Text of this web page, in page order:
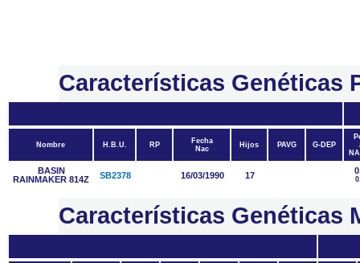
Características Genéticas
Nombre H.B.U. RP
Fecha
Nac
Hijos PAVG G-DEP
BASIN
RAINMAKER 814Z
SB2378 16/03/1990 17
Características Genéticas